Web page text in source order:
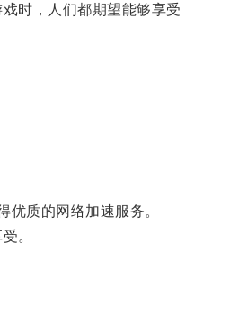
时，人们都期望能够享受
质的网络加速服务。
。